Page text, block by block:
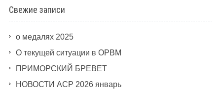
Свежие записи
о медалях 2025
О текущей ситуации в ОРВМ
ПРИМОРСКИЙ БРЕВЕТ
НОВОСТИ АСР 2026 январь